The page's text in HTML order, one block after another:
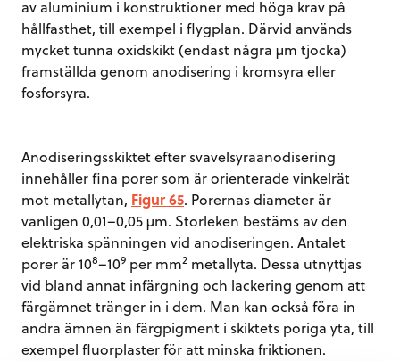
av aluminium i konstruktioner med höga krav på
hållfasthet, till exempel i flygplan. Därvid används
mycket tunna oxidskikt (endast några µm tjocka)
framställda genom anodisering i kromsyra eller
fosforsyra.
Anodiseringsskiktet efter svavelsyraanodisering
innehåller fina porer som är orienterade vinkelrät
mot metallytan, Figur 65. Porernas diameter är
vanligen 0,01–0,05 µm. Storleken bestäms av den
elektriska spänningen vid anodiseringen. Antalet
porer är 108–109 per mm2 metallyta. Dessa utnyttjas
vid bland annat infärgning och lackering genom att
färgämnet tränger in i dem. Man kan också föra in
andra ämnen än färgpigment i skiktets poriga yta, till
exempel fluorplaster för att minska friktionen.